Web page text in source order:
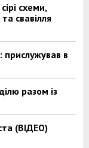
схеми,
свавілля
прислужував в
разом із
(ВІДЕО)